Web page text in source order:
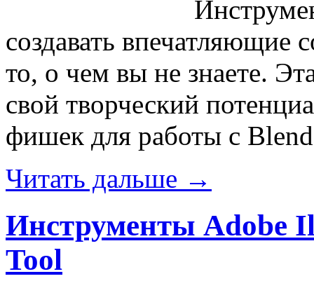
создавать впечатляющие
то, о чем вы не знаете.
свой творческий
фишек для работы с
Читать дальше →
Инструменты Adobe
Tool